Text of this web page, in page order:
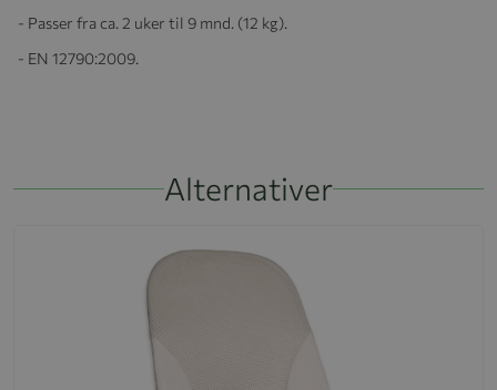
- Passer fra ca. 2 uker til 9 mnd. (12 kg).
- EN 12790:2009.
Alternativer